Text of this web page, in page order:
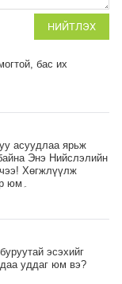
НИЙТЛЭХ
бас их
асуудлаа ярьж
Энэ Нийслэлийн
Xөгжлүүлж
эсэхийг
уддаг юм вэ?